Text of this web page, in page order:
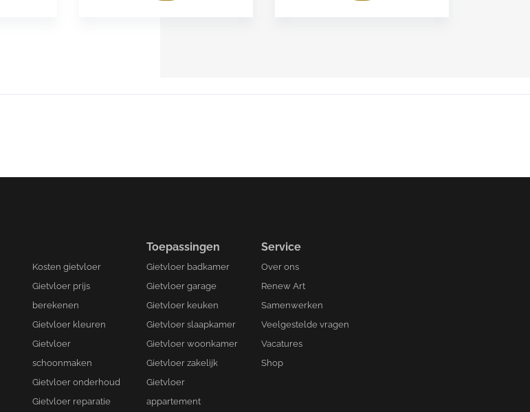
Kosten gietvloer
Gietvloer prijs
berekenen
Gietvloer kleuren
Gietvloer
schoonmaken
Gietvloer onderhoud
Gietvloer reparatie
Toepassingen
Gietvloer badkamer
Gietvloer garage
Gietvloer keuken
Gietvloer slaapkamer
Gietvloer woonkamer
Gietvloer zakelijk
Gietvloer
appartement
Service
Over ons
Renew Art
Samenwerken
Veelgestelde vragen
Vacatures
Shop